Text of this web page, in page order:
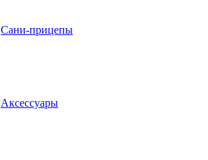
Сани-прицепы
Аксессуары